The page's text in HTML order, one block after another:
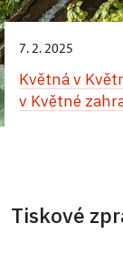
7. 2. 2025
Květná v
v Květné
Tiskové